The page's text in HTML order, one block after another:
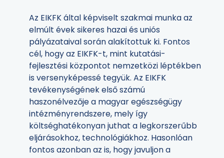
Az EIKFK által képviselt szakmai munka az
elmúlt évek sikeres hazai és uniós
pályázataival során alakítottuk ki. Fontos
cél, hogy az EIKFK-t, mint kutatási-
fejlesztési központot nemzetközi léptékben
is versenyképessé tegyük. Az EIKFK
tevékenységének első számú
haszonélvezője a magyar egészségügy
intézményrendszere, mely így
költséghatékonyan juthat a legkorszerűbb
eljárásokhoz, technológiákhoz. Hasonlóan
fontos azonban az is, hogy javuljon a